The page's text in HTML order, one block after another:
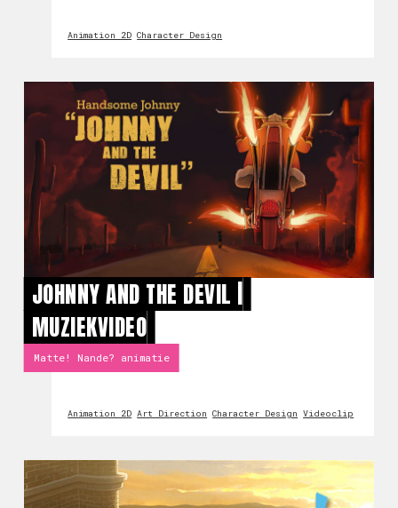
Animation 2D Character Design
JOHNNY AND THE DEVIL |
MUZIEKVIDEO
Matte! Nande? animatie
Animation 2D Art Direction Character Design Videoclip